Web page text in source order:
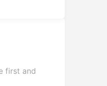
first and